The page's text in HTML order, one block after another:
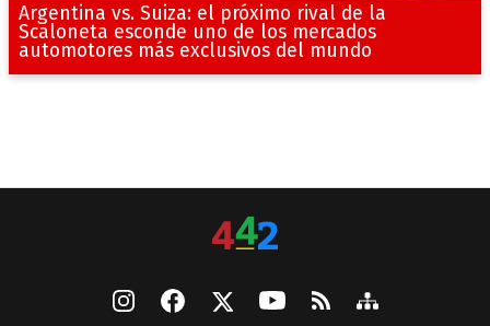
Argentina vs. Suiza: el próximo rival de la
Scaloneta esconde uno de los mercados
automotores más exclusivos del mundo